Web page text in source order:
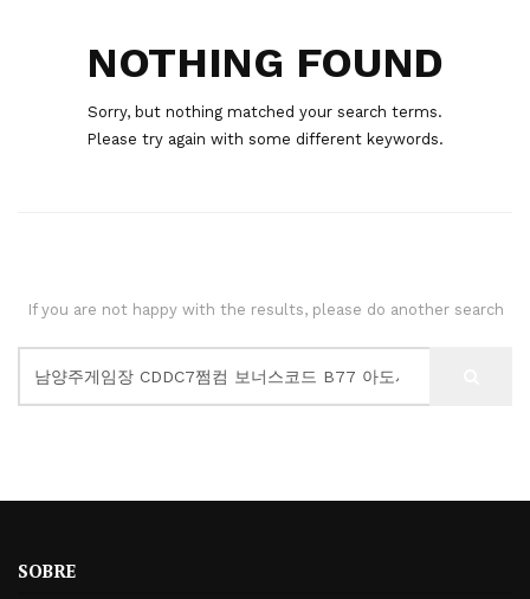
NOTHING FOUND
Sorry, but nothing matched your search terms.
Please try again with some different keywords.
If you are not happy with the results, please do another search
SOBRE